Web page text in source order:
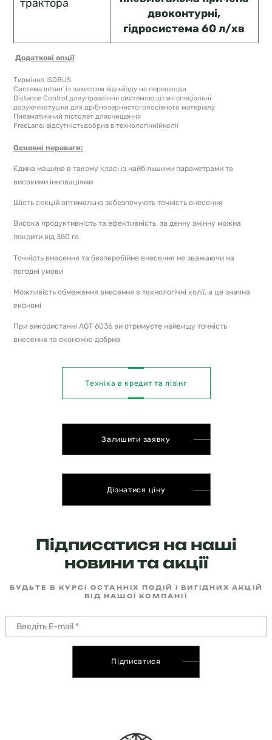
трактора
двоконтурні,
гідросистема 60 л/хв
Додаткові опції
Термінал ISOBUS
Система штанг із захистом віднаїзду на перешкоди
Distance Control дляуправління системою штангспеціальні
дозуючікотушки для дрібнозернистогопосівного матеріалу
Пневматичний пістолет дляочищення
FreeLane: відсутністьдобрив в технологічнійколії
Основні переваги:
Єдина машина в такому класі із найбільшими параметрами та
високими інноваціями
Шість секцій оптимально забезпечують точність внесення
Висока продуктивність та ефективність, за денну змінну можна
покрити від 350 га
Точність внесення та безперебійне внесення не зважаючи на
погодні умови
Можливість обмеження внесення в технологічні колії, а це значна
економі
При використанні AGT 6036 ви отримуєте найвищу точність
внесення та економію добрив
Залишити заявку
Дізнатися ціну
Техніка в кредит та лізінг
Підписатися на наші
новини та акції
БУДЬТЕ В КУРСІ ОСТАННІХ ПОДІЙ І ВИГІДНИХ АКЦІЙ
ВІД НАШОЇ КОМПАНІЇ
Підписатися